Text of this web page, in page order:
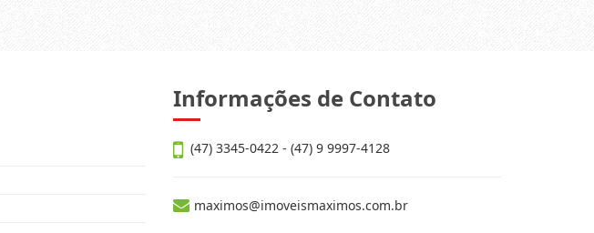
Informações de Contato
(47) 3345-0422 - (47) 9 9997-4128
maximos@imoveismaximos.com.br